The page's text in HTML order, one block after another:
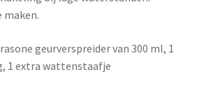
maken.
geurverspreider van 300 ml, 1
1 extra wattenstaafje